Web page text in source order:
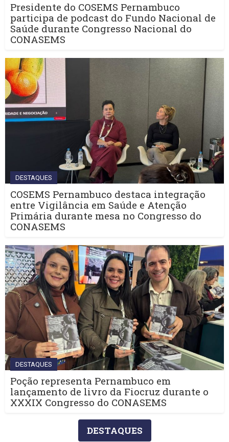
Presidente do COSEMS Pernambuco
participa de podcast do Fundo Nacional de
Saúde durante Congresso Nacional do
CONASEMS
DESTAQUES
COSEMS Pernambuco destaca integração
entre Vigilância em Saúde e Atenção
Primária durante mesa no Congresso do
CONASEMS
DESTAQUES
Poção representa Pernambuco em
lançamento de livro da Fiocruz durante o
XXXIX Congresso do CONASEMS
DESTAQUES